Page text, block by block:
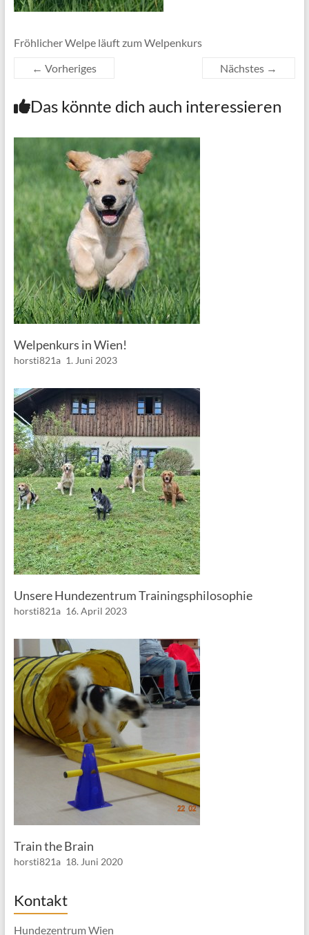
Fröhlicher Welpe läuft zum Welpenkurs
← Vorheriges
Nächstes →
Das könnte dich auch interessieren
Welpenkurs in Wien!
horsti821a 1. Juni 2023
Unsere Hundezentrum Trainingsphilosophie
horsti821a 16. April 2023
Train the Brain
horsti821a 18. Juni 2020
Kontakt
Hundezentrum Wien